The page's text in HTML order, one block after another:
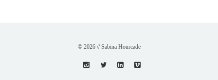
© 2026 // Sabina Hourcade